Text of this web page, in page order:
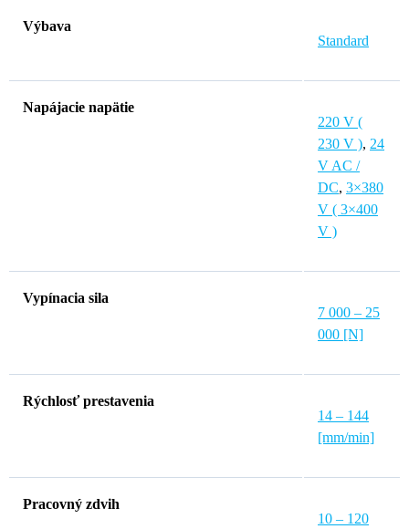
Výbava
Standard
Napájacie napätie
220 V (
230 V ), 24
V AC /
DC, 3×380
V ( 3×400
V )
Vypínacia sila
7 000 – 25
000 [N]
Rýchlosť prestavenia
14 – 144
[mm/min]
Pracovný zdvih
10 – 120